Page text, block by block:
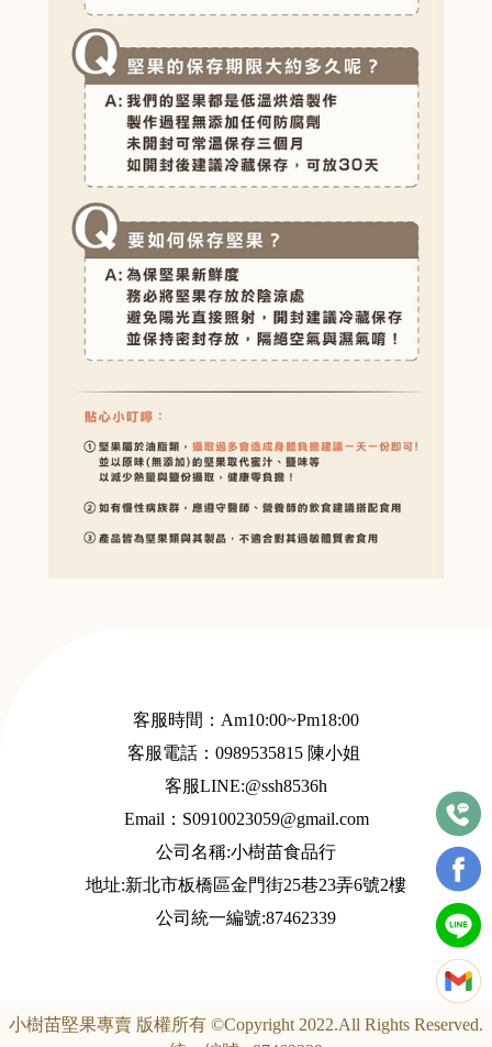
客服時間：Am10:00~Pm18:00
客服電話： 0989535815 陳小姐
客服LINE:@ssh8536h
Email：S0910023059@gmail.com
公司名稱:小樹苗食品行
地址:新北市板橋區金門街25巷23弄6號2樓
公司統一編號:87462339
小樹苗堅果專賣 版權所有 ©Copyright 2022.All Rights Reserved.